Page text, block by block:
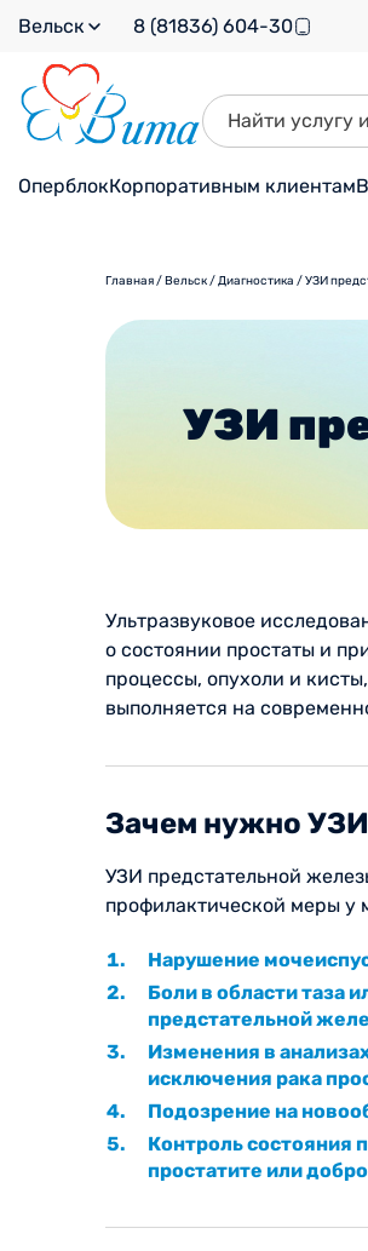
Вельск 8 (81836) 604-30
ОперблокКорпоративным клиентам
Главная/Вельск/Диагностика /УЗИ
УЗИ
Ультразвуковое
о состоянии простаты и
процессы, опухоли и
выполняется на
Зачем нужно
УЗИ предстательной
профилактической меры у
Нарушение
Боли в области таза
предстательной
Изменения в
исключения рака
Подозрение на
Контроль состояния
простатите или